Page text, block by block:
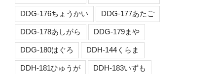
DDG-176ちょうかい DDG-177あたご
DDG-178あしがら DDG-179まや
DDG-180はぐろ DDH-144くらま
DDH-181ひゅうが DDH-183いずも